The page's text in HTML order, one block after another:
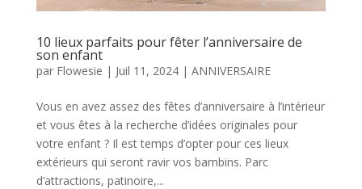
10 lieux parfaits pour fêter l’anniversaire de
son enfant
par Flowesie | Juil 11, 2024| ANNIVERSAIRE
Vous en avez assez des fêtes d’anniversaire à l’intérieur
et vous êtes à la recherche d’idées originales pour
votre enfant ? Il est temps d’opter pour ces lieux
extérieurs qui seront ravir vos bambins. Parc
d’attractions, patinoire,...